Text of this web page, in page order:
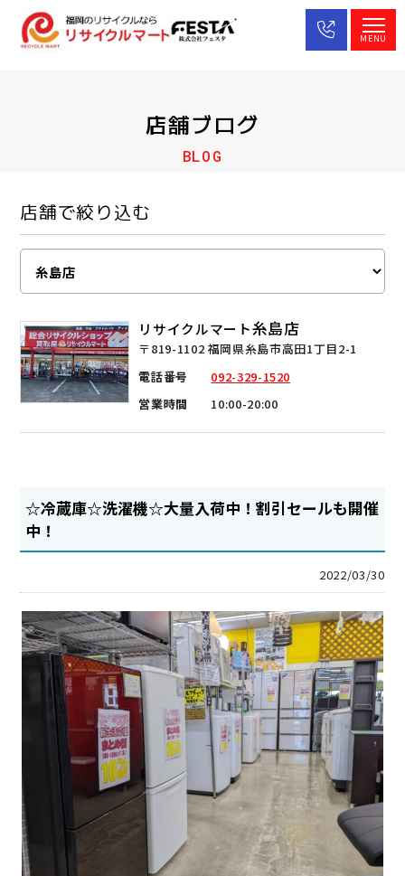
店舗ブログ
BLOG
店舗で絞り込む
リサイクルマート糸島店
〒819-1102 福岡県糸島市高田1丁目2-1
電話番号
092-329-1520
営業時間
10:00-20:00
☆冷蔵庫☆洗濯機☆大量入荷中！割引セールも開催
中！
2022/03/30
MENU